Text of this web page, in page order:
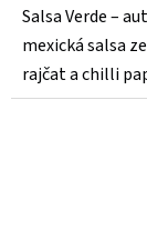
5
hvězdiček.
Salsa Verde –
mexická salsa
rajčat a chilli
Verde od La...